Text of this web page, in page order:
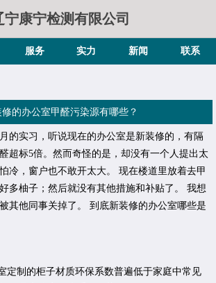
宁康宁检测有限公司
服务 实力 新闻 联系
修的办公室甲醛污染源有哪些？
实习，听说现在的办公室是新装修的，有隔
超标5倍。然而奇怪的是，却没有一个人提出太
冷，窗户也不敢开太大。 现在楼道里放着去甲
多柚子；然后就没有其他措施和补贴了。 我想
其他同事关掉了。 到底新装修的办公室哪些是
定制的柜子材质环保系数普遍低于家庭中常见